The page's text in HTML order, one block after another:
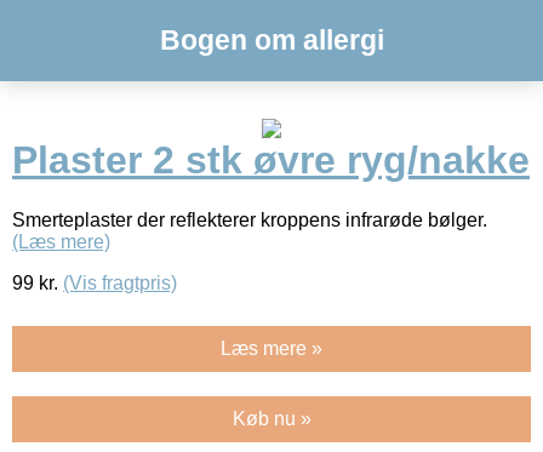
Bogen om allergi
Plaster 2 stk øvre ryg/nakke
Smerteplaster der reflekterer kroppens infrarøde bølger.
(Læs mere)
99 kr. (Vis fragtpris)
Læs mere »
Køb nu »